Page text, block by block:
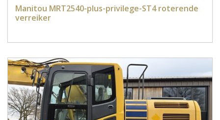
Manitou MRT2540-plus-privilege-ST4 roterende
verreiker